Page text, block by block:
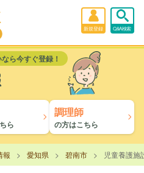
新規登録 Q&A検索
ら今すぐ登録！
ら
調理師
の方はこちら
報 愛知県 碧南市 児童養護施